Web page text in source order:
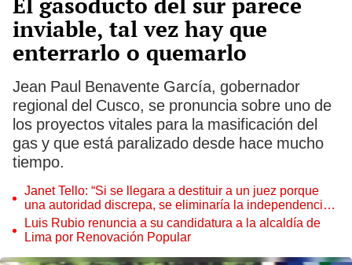
inviable, tal vez hay que
enterrarlo o quemarlo
Jean Paul Benavente García, gobernador
regional del Cusco, se pronuncia sobre uno de
los proyectos vitales para la masificación del
gas y que está paralizado desde hace mucho
tiempo.
Janet Tello: “Si se llegara a destituir a un juez porque
una autoridad discrepa, se eliminaría la independencia
judicial”
Luis Rubio renuncia a su candidatura a la alcaldía de
Lima por Renovación Popular